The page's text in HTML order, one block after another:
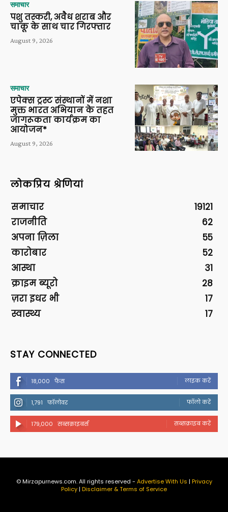
समाचार
पशु तस्करी, अवैध शराब और
चाकू के साथ चार गिरफ्तार
August 9, 2026
समाचार
एपेक्स ट्रस्ट संस्थानों में नशा
मुक्त भारत अभियान के तहत
जागरूकता कार्यक्रम का
आयोजन*
August 9, 2026
लोकप्रिय श्रेणियां
समाचार
19121
राजनीति
62
अपना ज़िला
55
कारोबार
52
आस्था
31
क्राइम ब्यूरो
28
ज़रा इधर भी
17
स्वास्थ्य
17
STAY CONNECTED
18,000 फैंस लाइक करें
1,791 फॉलोवर फॉलो करें
179,000 सब्सक्राइबर्स सब्सक्राइब करें
© Mirzapurnews.com. All rights reserved - Advertise With Us | Privacy
Policy| Disclaimer & Terms of Service